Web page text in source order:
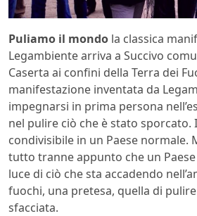
Puliamo il mondo la classica
Legambiente arriva a Succivo
Caserta ai confini della Terra dei
manifestazione inventata da
impegnarsi in prima persona
nel pulire ciò che è stato sporcato.
condivisibile in un Paese normale.
tutto tranne appunto che un
luce di ciò che sta accadendo
fuochi, una pretesa, quella di
sfacciata.